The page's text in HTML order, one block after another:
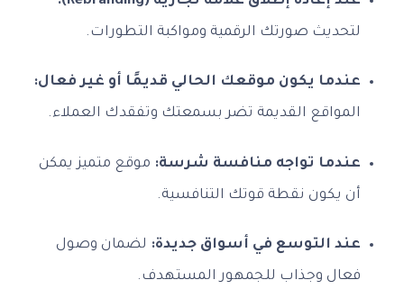
لتحديث صورتك الرقمية ومواكبة التطورات.
عندما يكون موقعك الحالي قديمًا أو غير فعال:
المواقع القديمة تضر بسمعتك وتفقدك العملاء.
عندما تواجه منافسة شرسة: موقع متميز يمكن
أن يكون نقطة قوتك التنافسية.
عند التوسع في أسواق جديدة: لضمان وصول
فعال وجذاب للجمهور المستهدف.